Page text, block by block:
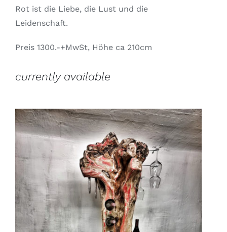
Rot ist die Liebe, die Lust und die
Leidenschaft.
Preis 1300.-+MwSt, Höhe ca 210cm
currently available